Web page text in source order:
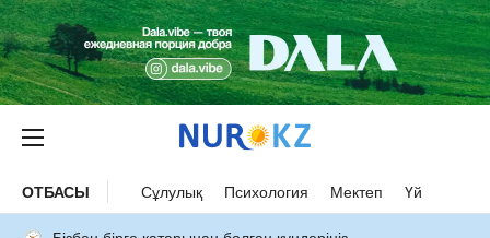
ОТБАСЫ Сұлулық Психология Мектеп Үй